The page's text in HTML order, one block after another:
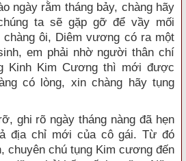
ngày rằm tháng bảy, chàng hãy
ta sẽ gặp gỡ để vầy mối
ôi, Diêm vương có ra một
em phải nhờ người thân chí
Kinh Kim Cương thì mới được
có lòng, xin chàng hãy tụng
ghi rõ ngày tháng nàng đã hẹn
địa chỉ mới của cô gái. Từ đó
chuyên chú tụng Kim cương đến